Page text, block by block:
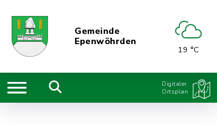
Gemeinde
Epenwöhrden
19 °C
Digitaler
Ortsplan